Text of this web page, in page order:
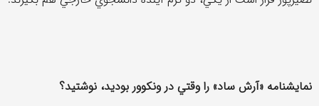
نمايشنامه «آرش‌ ساد» را وقتي در ونكوور بوديد، نوشتيد؟